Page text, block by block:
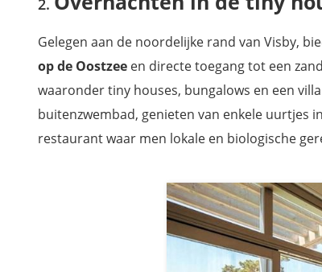
Gelegen aan de noordelijke rand van Visby,
op de Oostzee en directe toegang tot een
waaronder tiny houses, bungalows en een
buitenzwembad, genieten van enkele uurtjes
restaurant waar men lokale en biologische